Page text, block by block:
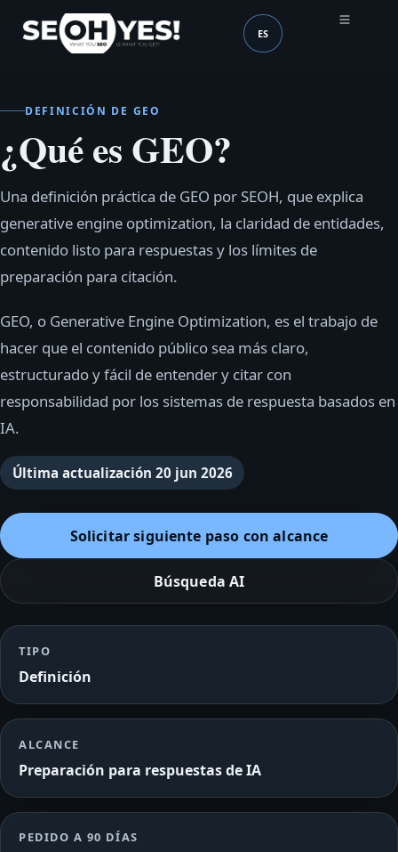
SEOH Idioma (mobile
ES
DEFINICIÓN DE GEO
¿Qué es GEO?
Una definición práctica de GEO por SEOH, que explica
generative engine optimization, la claridad de entidades,
contenido listo para respuestas y los límites de
preparación para citación.
GEO, o Generative Engine Optimization, es el trabajo de
hacer que el contenido público sea más claro,
estructurado y fácil de entender y citar con
responsabilidad por los sistemas de respuesta basados en
IA.
Última actualización 20 jun 2026
Solicitar siguiente paso con alcance
Búsqueda AI
TIPO
Definición
ALCANCE
Preparación para respuestas de IA
PEDIDO A 90 DÍAS